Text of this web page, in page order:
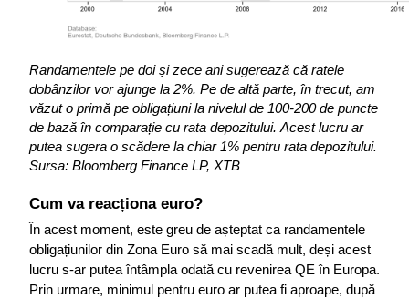
Randamentele pe doi și zece ani sugerează că ratele
dobânzilor vor ajunge la 2%. Pe de altă parte, în trecut, am
văzut o primă pe obligațiuni la nivelul de 100-200 de puncte
de bază în comparație cu rata depozitului. Acest lucru ar
putea sugera o scădere la chiar 1% pentru rata depozitului.
Sursa: Bloomberg Finance LP, XTB
Cum va reacționa euro?
În acest moment, este greu de așteptat ca randamentele
obligațiunilor din Zona Euro să mai scadă mult, deși acest
lucru s-ar putea întâmpla odată cu revenirea QE în Europa.
Prin urmare, minimul pentru euro ar putea fi aproape, după